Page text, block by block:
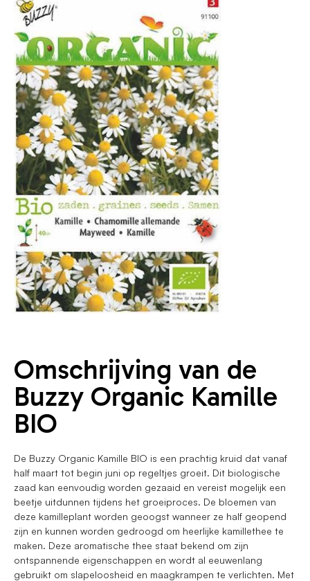
Omschrijving van de
Buzzy Organic Kamille
BIO
De Buzzy Organic Kamille BIO is een prachtig kruid dat vanaf
half maart tot begin juni op regeltjes groeit. Dit biologische
zaad kan eenvoudig worden gezaaid en vereist mogelijk een
beetje uitdunnen tijdens het groeiproces. De bloemen van
deze kamilleplant worden geoogst wanneer ze half geopend
zijn en kunnen worden gedroogd om heerlijke kamillethee te
maken. Deze aromatische thee staat bekend om zijn
ontspannende eigenschappen en wordt al eeuwenlang
gebruikt om slapeloosheid en maagkrampen te verlichten. Met